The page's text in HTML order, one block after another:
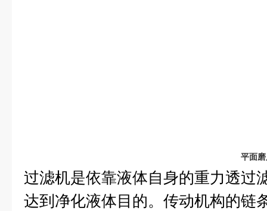
平面
过滤机是依靠液体自身的重力透过
达到净化液体目的。传动机构的链